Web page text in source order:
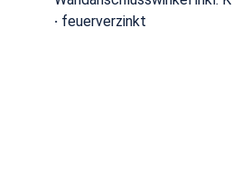
· feuerverzinkt